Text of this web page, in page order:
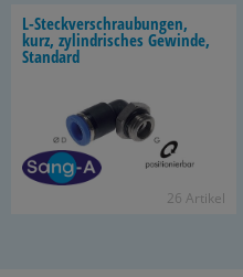
L-​Steckverschraubungen,
kurz, zy­lin­dri­sches Ge­win­de,
Stan­dard
26 Ar­ti­kel